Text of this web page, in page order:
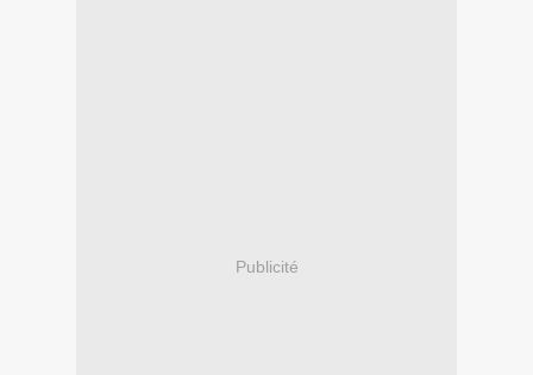
Publicité